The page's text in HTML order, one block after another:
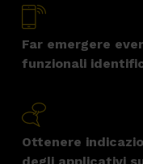
Far emergere
funzionali
Ottenere